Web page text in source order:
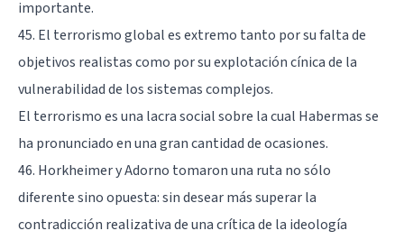
importante.
45. El terrorismo global es extremo tanto por su falta de
objetivos realistas como por su explotación cínica de la
vulnerabilidad de los sistemas complejos.
El terrorismo es una lacra social sobre la cual Habermas se
ha pronunciado en una gran cantidad de ocasiones.
46. Horkheimer y Adorno tomaron una ruta no sólo
diferente sino opuesta: sin desear más superar la
contradicción realizativa de una crítica de la ideología